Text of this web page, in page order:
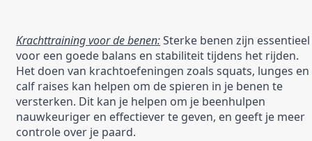
Krachttraining voor de benen: Sterke benen zijn essentieel
voor een goede balans en stabiliteit tijdens het rijden.
Het doen van krachtoefeningen zoals squats, lunges en
calf raises kan helpen om de spieren in je benen te
versterken. Dit kan je helpen om je beenhulpen
nauwkeuriger en effectiever te geven, en geeft je meer
controle over je paard.